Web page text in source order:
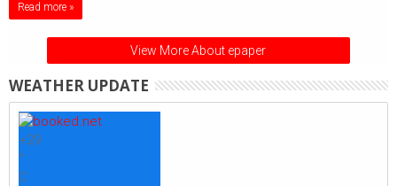
Read more »
View More About epaper
WEATHER UPDATE
+29
°
C